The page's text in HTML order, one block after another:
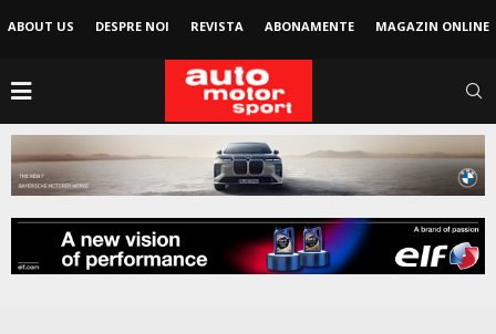
ABOUT US DESPRE NOI REVISTA ABONAMENTE MAGAZIN ONLINE